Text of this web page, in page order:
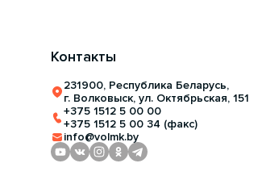
Контакты
231900, Республика Беларусь,
г. Волковыск, ул. Октябрьская, 151
+375 1512 5 00 00
+375 1512 5 00 34 (факс)
info@volmk.by